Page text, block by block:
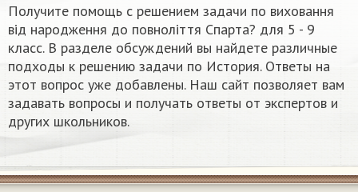
Получите помощь с решением задачи по виховання
від народження до повноліття Спарта?​ для 5 - 9
класс. В разделе обсуждений вы найдете различные
подходы к решению задачи по История. Ответы на
этот вопрос уже добавлены. Наш сайт позволяет вам
задавать вопросы и получать ответы от экспертов и
других школьников.